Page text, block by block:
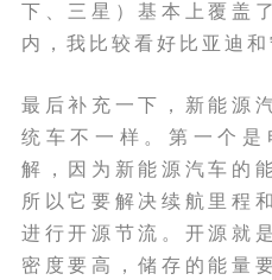
下、三星）基本上覆盖
内，我比较看好比亚迪和
最后补充一下，新能源
统车不一样。第一个是
解，因为新能源汽车的
所以它要解决续航里程
进行开源节流。开源就
密度要高，储存的能量